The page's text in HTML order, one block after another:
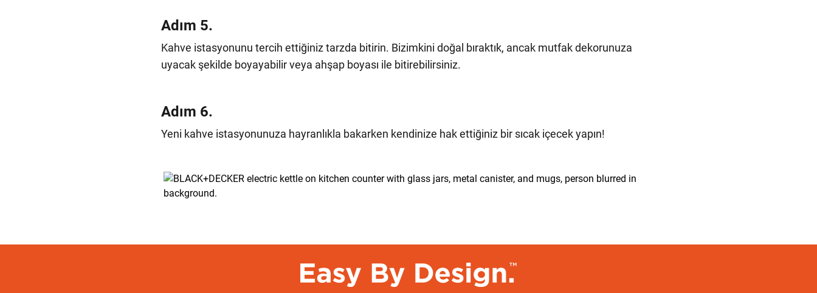
Adım 5.
Kahve istasyonunu tercih ettiğiniz tarzda bitirin. Bizimkini doğal bıraktık, ancak mutfak dekorunuza
uyacak şekilde boyayabilir veya ahşap boyası ile bitirebilirsiniz.
Adım 6.
Yeni kahve istasyonunuza hayranlıkla bakarken kendinize hak ettiğiniz bir sıcak içecek yapın!